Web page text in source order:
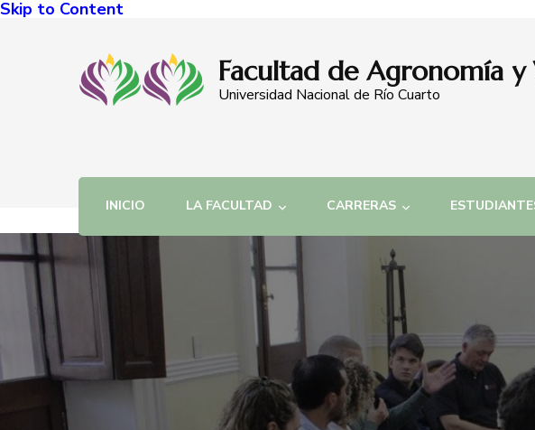
Skip to Content
Facultad de Agronomía y
Universidad Nacional de Río Cuarto
INICIO LA FACULTAD CARRERAS